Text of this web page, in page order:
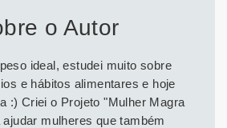
o Autor
ideal, estudei muito sobre
e hábitos alimentares e hoje
:) Criei o Projeto "Mulher Magra
mulheres que também